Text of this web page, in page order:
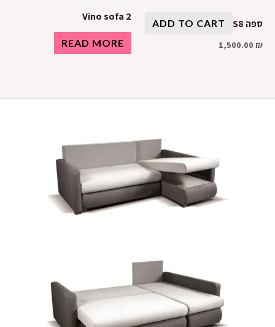
ספה S8
ADD TO CART
1,500.00 ₪
Vino sofa 2
READ MORE